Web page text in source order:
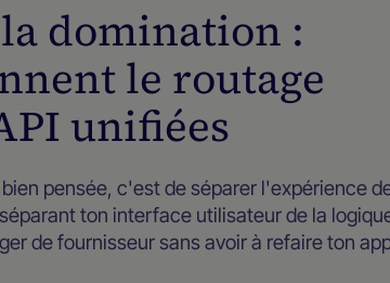
domination :
le routage
unifiées
pensée, c'est de séparer l'expérience
ton interface utilisateur de la
de fournisseur sans avoir à refaire ton